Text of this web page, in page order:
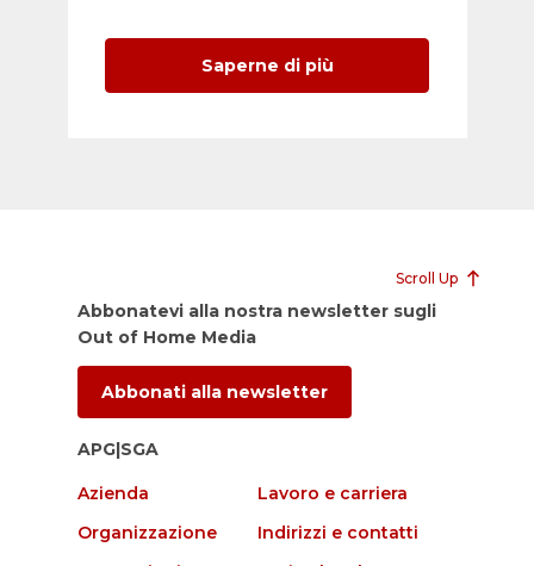
Saperne di più
Scroll Up
Abbonatevi alla nostra newsletter sugli
Out of Home Media
Abbonati alla newsletter
APG|SGA
Azienda
Lavoro e carriera
Organizzazione
Indirizzi e contatti